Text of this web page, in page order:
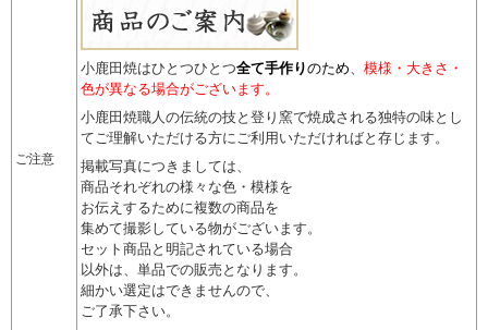
ご注意
小鹿田焼はひとつひとつ全て手作りのため
模様・大きさ・
色が異なる場合がございます。
小鹿田焼職人の伝統の技と登り窯で焼成される独特の味とし
てご理解いただける方にご利用いただければと存じます。
掲載写真につきましては、
商品それぞれの様々な色・模様を
お伝えするために複数の商品を
集めて撮影している物がございます。
セット商品と明記されている場合
以外は、単品での販売となります。
細かい選定はできませんので
ご了承下さい。